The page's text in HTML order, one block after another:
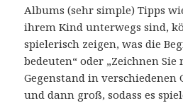
Albums (sehr simple) Tipps
ihrem Kind unterwegs sind,
spielerisch zeigen, was die
bedeuten“ oder „Zeichnen
Gegenstand in verschiedenen
und dann groß, sodass es